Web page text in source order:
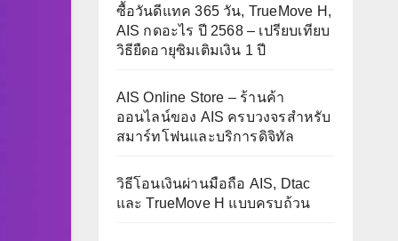
ซื้อวันดีแทค 365 วัน, TrueMove H,
AIS กดอะไร ปี 2568 – เปรียบเทียบ
วิธียืดอายุซิมเติมเงิน 1 ปี
AIS Online Store – ร้านค้า
ออนไลน์ของ AIS ครบวงจรสำหรับ
สมาร์ทโฟนและบริการดิจิทัล
วิธีโอนเงินผ่านมือถือ AIS, Dtac
และ TrueMove H แบบครบถ้วน